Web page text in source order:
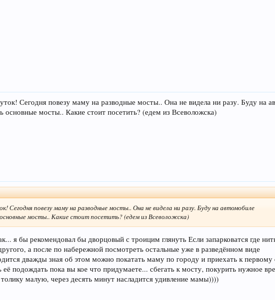
Сегодня повезу маму на разводные мосты.. Она не видела ни разу. Буду на
основные мосты.. Какие стоит посетить? (едем из Всеволожска)
Сегодня повезу маму на разводные мосты.. Она не видела ни разу. Буду на автомобиле
мосты.. Какие стоит посетить? (едем из Всеволожска)
я бы рекомендовал бы дворцовый с троицим глянуть Если запарковатся где
а после по набережной посмотреть остальные уже в разведённом виде
дважды зная об этом можно покатать маму по городу и приехать к
подождать пока вы кое что придумаете... сбегать к мосту, покурить нужное
малую, через десять минут насладится удивление мамы))))